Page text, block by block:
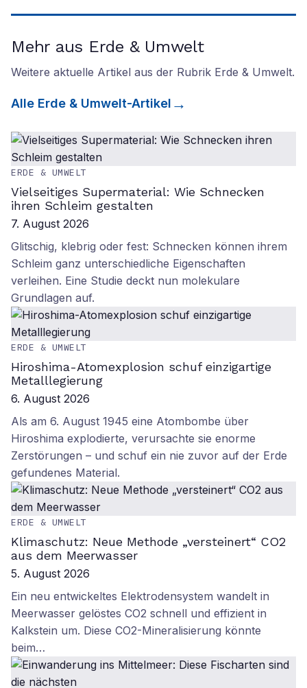
Mehr aus Erde & Umwelt
Weitere aktuelle Artikel aus der Rubrik Erde & Umwelt.
Alle Erde & Umwelt-Artikel
ERDE & UMWELT
Vielseitiges Supermaterial: Wie Schnecken
ihren Schleim gestalten
7. August 2026
Glitschig, klebrig oder fest: Schnecken können ihrem
Schleim ganz unterschiedliche Eigenschaften
verleihen. Eine Studie deckt nun molekulare
Grundlagen auf.
ERDE & UMWELT
Hiroshima-Atomexplosion schuf einzigartige
Metalllegierung
6. August 2026
Als am 6. August 1945 eine Atombombe über
Hiroshima explodierte, verursachte sie enorme
Zerstörungen – und schuf ein nie zuvor auf der Erde
gefundenes Material.
ERDE & UMWELT
Klimaschutz: Neue Methode „versteinert“ CO2
aus dem Meerwasser
5. August 2026
Ein neu entwickeltes Elektrodensystem wandelt in
Meerwasser gelöstes CO2 schnell und effizient in
Kalkstein um. Diese CO2-Mineralisierung könnte
beim…